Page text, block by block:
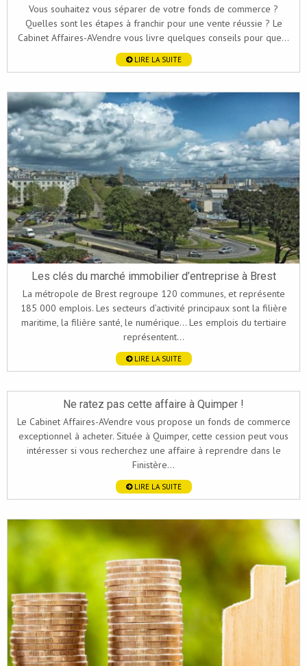
Vous souhaitez vous séparer de votre fonds de commerce ?
Quelles sont les étapes à franchir pour une vente réussie ? Le
Cabinet Affaires-AVendre vous livre quelques conseils pour que...
LIRE LA SUITE
Les clés du marché immobilier d’entreprise à Brest
La métropole de Brest regroupe 120 communes, et représente
185 000 emplois. Les secteurs d’activité principaux sont la filière
maritime, la filière santé, le numérique... Les emplois du tertiaire
représentent...
LIRE LA SUITE
Ne ratez pas cette affaire à Quimper !
Le Cabinet Affaires-AVendre vous propose un fonds de commerce
exceptionnel à acheter. Située à Quimper, cette cession peut vous
intéresser si vous recherchez une affaire à reprendre dans le
Finistère...
LIRE LA SUITE